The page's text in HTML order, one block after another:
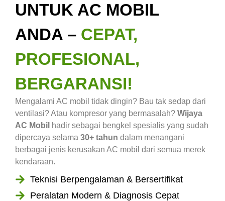
UNTUK AC MOBIL
ANDA – CEPAT,
PROFESIONAL,
BERGARANSI!
Mengalami AC mobil tidak dingin? Bau tak sedap dari
ventilasi? Atau kompresor yang bermasalah? Wijaya
AC Mobil hadir sebagai bengkel spesialis yang sudah
dipercaya selama 30+ tahun dalam menangani
berbagai jenis kerusakan AC mobil dari semua merek
kendaraan.
Teknisi Berpengalaman & Bersertifikat
Peralatan Modern & Diagnosis Cepat